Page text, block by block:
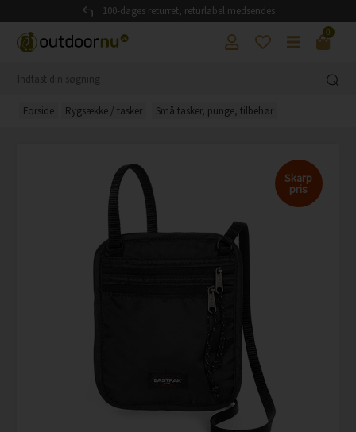
100-dages returret, returlabel medsendes
0
Forside Rygsække / tasker Små tasker, punge, tilbehør
Skarp
pris